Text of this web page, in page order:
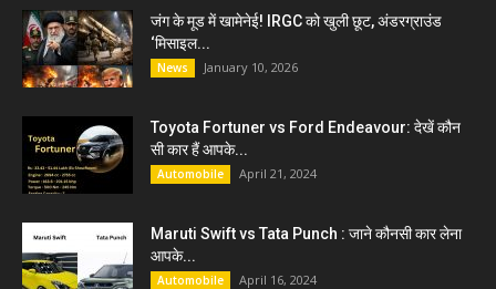
जंग के मूड में खामेनेई! IRGC को खुली छूट, अंडरग्राउंड
‘मिसाइल...
News January 10, 2026
Toyota Fortuner vs Ford Endeavour: देखें कौन
सी कार हैं आपके...
Automobile April 21, 2024
Maruti Swift vs Tata Punch : जाने कौनसी कार लेना
आपके...
Automobile April 16, 2024